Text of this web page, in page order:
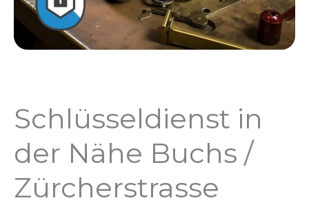
Schlüsseldienst in
der Nähe Buchs /
Zürcherstrasse